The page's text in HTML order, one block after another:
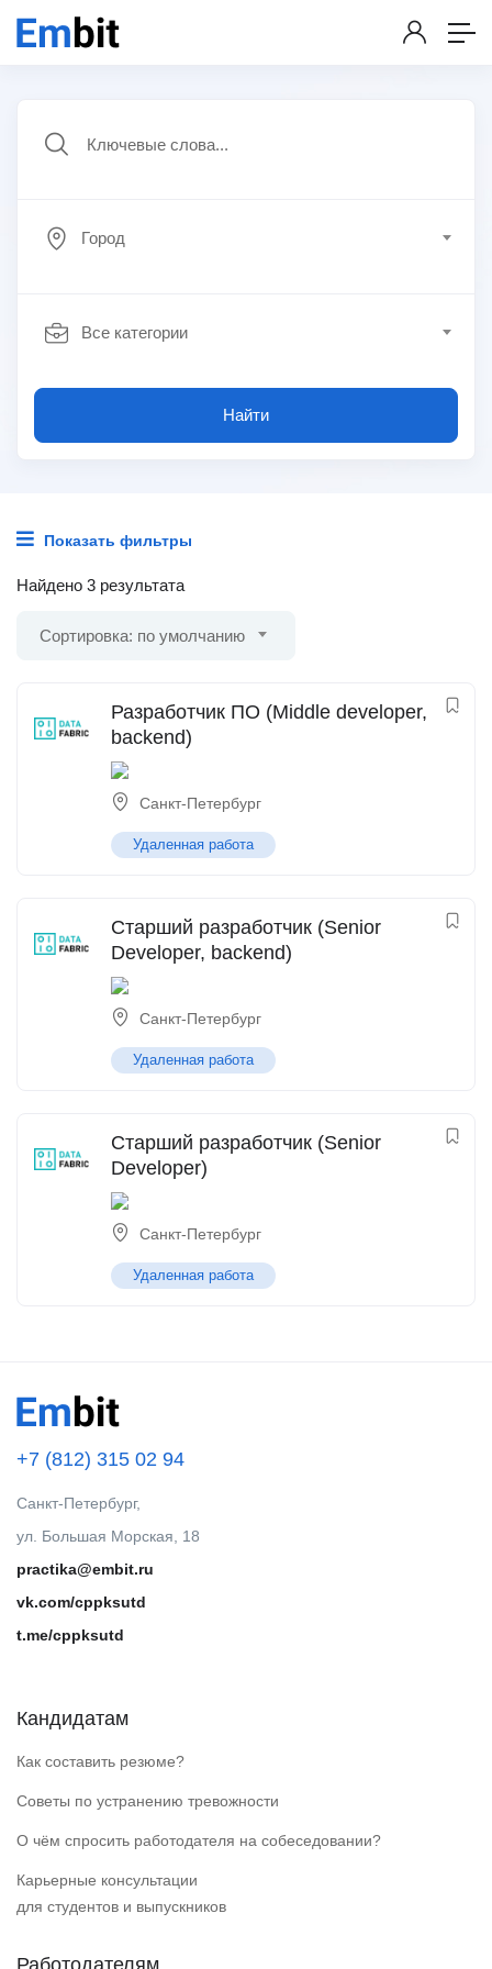
Город
Все категории
Найти
Показать фильтры
Найдено 3 результата
Сортировка: по умолчанию
Разработчик ПО (Middle developer,
backend)
Санкт-Петербург
Удаленная работа
Старший разработчик (Senior
Developer, backend)
Санкт-Петербург
Удаленная работа
Старший разработчик (Senior
Developer)
Санкт-Петербург
Удаленная работа
+7 (812) 315 02 94
Санкт-Петербург,
ул. Большая Морская, 18
practika@embit.ru
vk.com/cppksutd
t.me/cppksutd
Кандидатам
Как составить резюме?
Советы по устранению тревожности
О чём спросить работодателя на собеседовании?
Карьерные консультации
для студентов и выпускников
Работодателям